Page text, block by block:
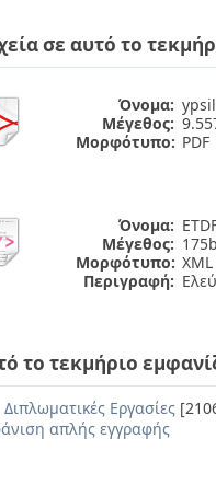
σε αυτό το
Όνομα:
Μέγεθος:
Μορφότυπο: PDF
Όνομα:
Μέγεθος:
Μορφότυπο: XML
Περιγραφή:
το τεκμήριο
Διπλωματικές Εργασίες
απλής εγγραφής